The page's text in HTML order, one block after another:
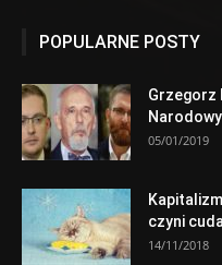
POPULARNE POSTY
Grzegorz
05/01/2019
czyni cuda
14/11/2018